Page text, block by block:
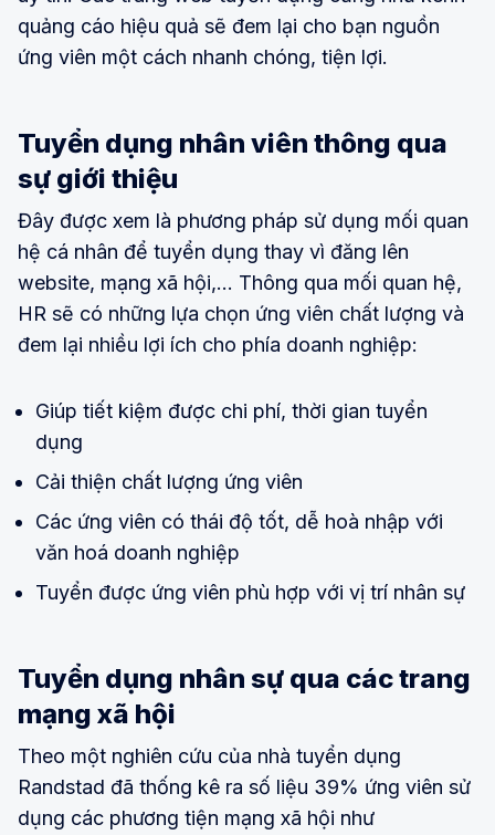
quảng cáo hiệu quả sẽ đem lại cho bạn nguồn
ứng viên một cách nhanh chóng, tiện lợi.
Tuyển dụng nhân viên thông qua
sự giới thiệu
Đây được xem là phương pháp sử dụng mối quan
hệ cá nhân để tuyển dụng thay vì đăng lên
website, mạng xã hội,... Thông qua mối quan hệ,
HR sẽ có những lựa chọn ứng viên chất lượng và
đem lại nhiều lợi ích cho phía doanh nghiệp:
Giúp tiết kiệm được chi phí, thời gian tuyển
dụng
Cải thiện chất lượng ứng viên
Các ứng viên có thái độ tốt, dễ hoà nhập với
văn hoá doanh nghiệp
Tuyển được ứng viên phù hợp với vị trí nhân sự
Tuyển dụng nhân sự qua các trang
mạng xã hội
Theo một nghiên cứu của nhà tuyển dụng
Randstad đã thống kê ra số liệu 39% ứng viên sử
dụng các phương tiện mạng xã hội như